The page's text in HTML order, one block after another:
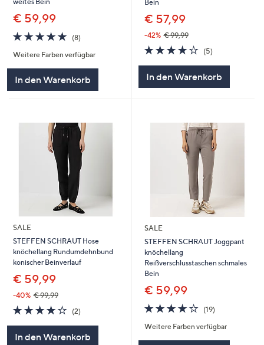
€ 59,99
4.8
von
5
(8)8
Weitere Farben verfügbar
In den Warenkorb
Bein
€ 57,99
-42% € 99,99
4.2
von
(5)5
In den Warenkorb
SALE
STEFFEN SCHRAUT Hose
knöchellang Rundumdehnbund
konischer Beinverlauf
€ 59,99
-40% € 99,99
4.0
von
(2)2
In den Warenkorb
SALE
STEFFEN SCHRAUT Joggpant
knöchellang
Reißverschlusstaschen schmales
Bein
€ 59,99
3.8
von
5
(19)19
Weitere Farben verfügbar